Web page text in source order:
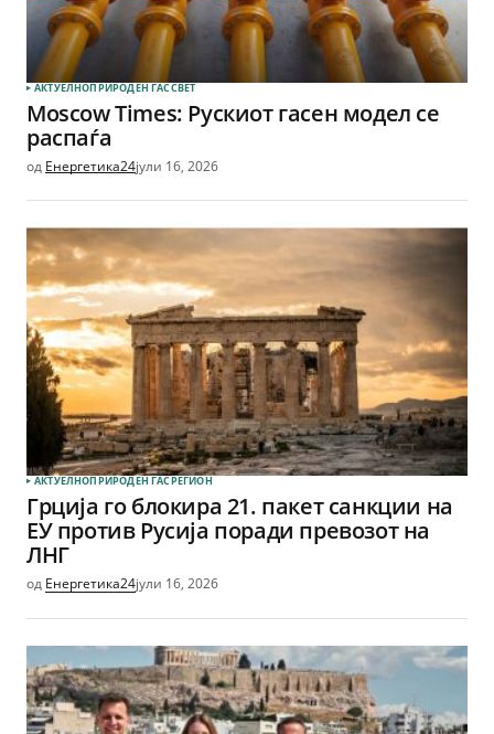
АКТУЕЛНОПРИРОДЕН ГАССВЕТ
Moscow Times: Рускиот гасен модел се
распаѓа
од Енергетика24јули 16, 2026
АКТУЕЛНОПРИРОДЕН ГАСРЕГИОН
Грција го блокира 21. пакет санкции на
ЕУ против Русија поради превозот на
ЛНГ
од Енергетика24јули 16, 2026